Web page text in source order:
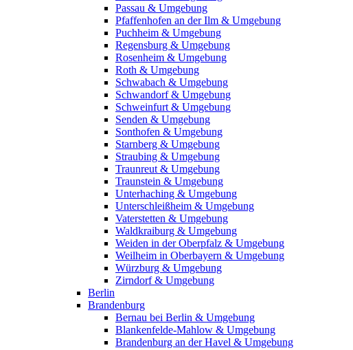
Passau & Umgebung
Pfaffenhofen an der Ilm & Umgebung
Puchheim & Umgebung
Regensburg & Umgebung
Rosenheim & Umgebung
Roth & Umgebung
Schwabach & Umgebung
Schwandorf & Umgebung
Schweinfurt & Umgebung
Senden & Umgebung
Sonthofen & Umgebung
Starnberg & Umgebung
Straubing & Umgebung
Traunreut & Umgebung
Traunstein & Umgebung
Unterhaching & Umgebung
Unterschleißheim & Umgebung
Vaterstetten & Umgebung
Waldkraiburg & Umgebung
Weiden in der Oberpfalz & Umgebung
Weilheim in Oberbayern & Umgebung
Würzburg & Umgebung
Zirndorf & Umgebung
Berlin
Brandenburg
Bernau bei Berlin & Umgebung
Blankenfelde-Mahlow & Umgebung
Brandenburg an der Havel & Umgebung